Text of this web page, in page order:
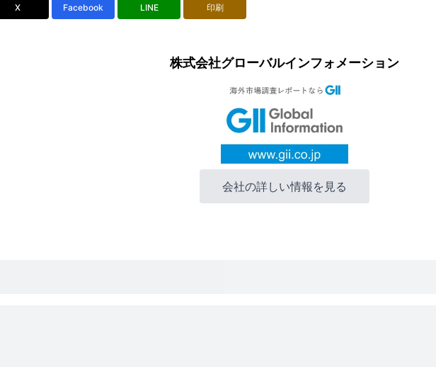
X Facebook LINE 印刷
株式会社グローバルインフォメーション
会社の詳しい情報を見る